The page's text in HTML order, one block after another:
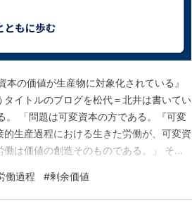
の価値が生産物に対象化されている』
イトルのブログを松代＝北井は書いてい
。 「問題は可変資本の方である。『可変
生産過程における生きた労働が、可変資
は価値の創造そのものである。」 それ
しかし、可変資本は「価値の創造その
あてはめ…
働過程 #剰余価値